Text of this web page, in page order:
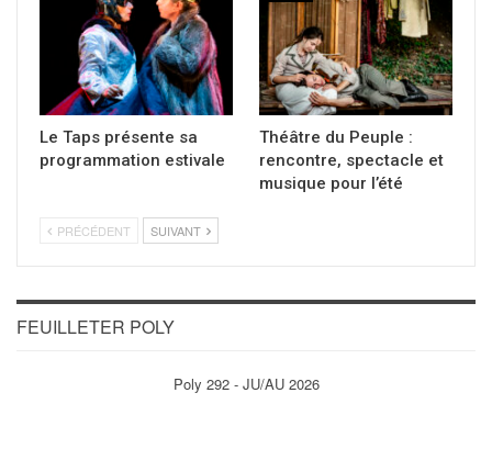
Le Taps présente sa
programmation estivale
Théâtre du Peuple :
rencontre, spectacle et
musique pour l’été
PRÉCÉDENT SUIVANT
FEUILLETER POLY
Poly 292 - JU/AU 2026